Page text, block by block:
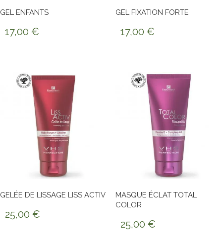
GEL ENFANTS
17,00 €
GEL FIXATION FORTE
17,00 €
GELÉE DE LISSAGE LISS ACTIV
25,00 €
MASQUE ÉCLAT TOTAL
COLOR
25,00 €